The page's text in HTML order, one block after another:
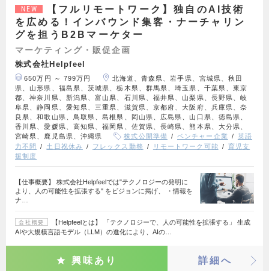
NEW
【フルリモートワーク】独自のAI技術
を広める！インバウンド集客・ナーチャリン
グを担うB2Bマーケター
マーケティング・販促企画
株式会社Helpfeel
650万円 ～ 799万円
北海道、青森県、岩手県、宮城県、秋田
県、山形県、福島県、茨城県、栃木県、群馬県、埼玉県、千葉県、東京
都、神奈川県、新潟県、富山県、石川県、福井県、山梨県、長野県、岐
阜県、静岡県、愛知県、三重県、滋賀県、京都府、大阪府、兵庫県、奈
良県、和歌山県、鳥取県、島根県、岡山県、広島県、山口県、徳島県、
香川県、愛媛県、高知県、福岡県、佐賀県、長崎県、熊本県、大分県、
宮崎県、鹿児島県、沖縄県
株式公開準備 ベンチャー企業
英語
力不問
土日祝休み フレックス勤務 リモートワーク可能
育児支
援制度
【仕事概要】 株式会社Helpfeelでは"テクノロジーの発明に
より、人の可能性を拡張する" をビジョンに掲げ、 ・情報を
ナ…
会社概要
【Helpfeelとは】 「テクノロジーで、人の可能性を拡張する」 生成
AIや大規模言語モデル（LLM）の進化により、AIの…
興味あり 詳細へ